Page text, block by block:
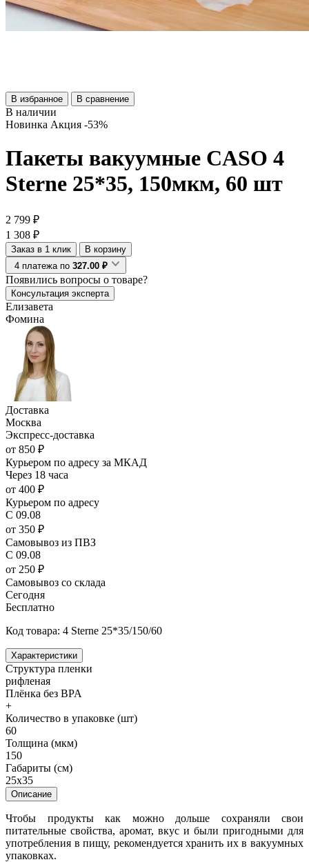
В избранное В сравнение
В наличии
Новинка Акция -53%
Пакеты вакуумные CASO 4
Sterne 25*35, 150мкм, 60 шт
2 799 ₽
1 308 ₽
Заказ в 1 клик
В корзину
4 платежа по 327.00 ₽
Появились вопросы о товаре?
Консультация эксперта
Елизавета
Фомина
Доставка
Москва
Экспресс-доставка
от 850 ₽
Курьером по адресу за МКАД
Через 18 часа
от 400 ₽
Курьером по адресу
С 09.08
от 350 ₽
Самовывоз из ПВЗ
С 09.08
от 250 ₽
Самовывоз со склада
Сегодня
Бесплатно
Код товара: 4 Sterne 25*35/150/60
Характеристики
Структура пленки
рифленая
Плёнка без BPA
+
Количество в упаковке (шт)
60
Толщина (мкм)
150
Габариты (см)
25x35
Описание
Чтобы продукты как можно дольше сохраняли свои
питательные свойства, аромат, вкус и были пригодными для
употребления в пищу, рекомендуется хранить их в вакуумных
упаковках.